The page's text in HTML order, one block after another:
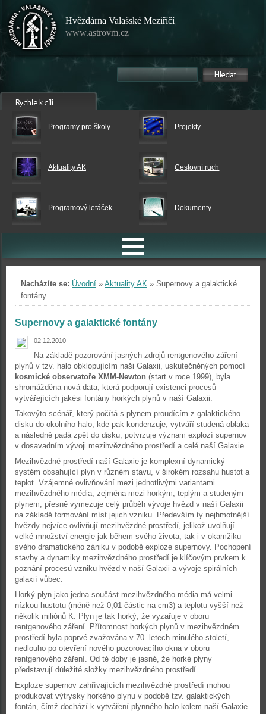
Hvězdárna Valašské Meziříčí
www.astrovm.cz
Programy pro školy Projekty
Aktuality AK Cestovní ruch
Programový letáček Dokumenty
Nacházíte se: Úvodní » Aktuality AK » Supernovy a galaktické
fontány
Supernovy a galaktické fontány
02.12.2010
Na základě pozorování jasných zdrojů rentgenového záření
plynů v tzv. halo obklopujícím naši Galaxii, uskutečněných pomocí
kosmické observatoře XMM-Newton (start v roce 1999), byla
shromážděna nová data, která podporují existenci procesů
vytvářejících jakési fontány horkých plynů v naší Galaxii.
Takovýto scénář, který počítá s plynem proudícím z galaktického
disku do okolního halo, kde pak kondenzuje, vytváří studená oblaka
a následně padá zpět do disku, potvrzuje význam explozí supernov
v dosavadním vývoji mezihvězdného prostředí a celé naší Galaxie.
Mezihvězdné prostředí naší Galaxie je komplexní dynamický
systém obsahující plyn v různém stavu, v širokém rozsahu hustot a
teplot. Vzájemné ovlivňování mezi jednotlivými variantami
mezihvězdného média, zejména mezi horkým, teplým a studeným
plynem, přesně vymezuje celý průběh vývoje hvězd v naší Galaxii
na základě formování míst jejich vzniku. Především ty nejhmotnější
hvězdy nejvíce ovlivňují mezihvězdné prostředí, jelikož uvolňují
velké množství energie jak během svého života, tak i v okamžiku
svého dramatického zániku v podobě exploze supernovy. Pochopení
stavby a dynamiky mezihvězdného prostředí je klíčovým prvkem k
poznání procesů vzniku hvězd v naší Galaxii a vývoje spirálních
galaxií vůbec.
Horký plyn jako jedna součást mezihvězdného média má velmi
nízkou hustotu (méně než 0,01 částic na cm3) a teplotu vyšší než
několik miliónů K. Plyn je tak horký, že vyzařuje v oboru
rentgenového záření. Přítomnost horkých plynů v mezihvězdném
prostředí byla poprvé zvažována v 70. letech minulého století,
nedlouho po otevření nového pozorovacího okna v oboru
rentgenového záření. Od té doby je jasné, že horké plyny
představují důležité složky mezihvězdného prostředí.
Exploze supernov zahřívajících mezihvězdné prostředí mohou
produkovat výtrysky horkého plynu v podobě tzv. galaktických
fontán, čímž dochází k vytváření plynného halo kolem naší Galaxie.